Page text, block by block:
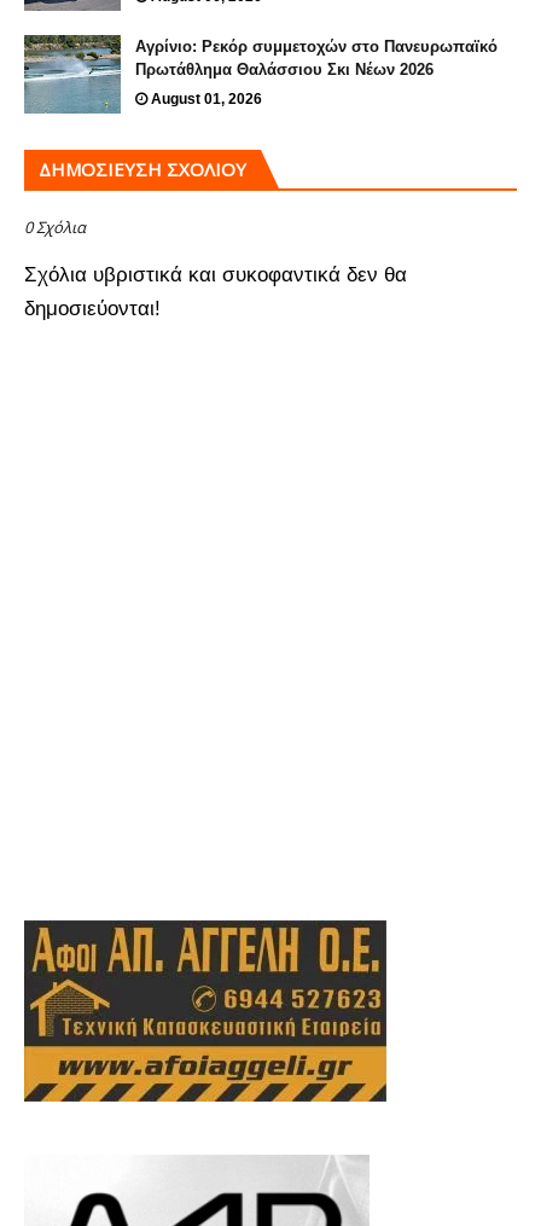
Αγρίνιο: Ρεκόρ συμμετοχών στο Πανευρωπαϊκό
Πρωτάθλημα Θαλάσσιου Σκι Νέων 2026
August 01, 2026
ΔΗΜΟΣΊΕΥΣΗ ΣΧΟΛΊΟΥ
0 Σχόλια
Σχόλια υβριστικά και συκοφαντικά δεν θα
δημοσιεύονται!